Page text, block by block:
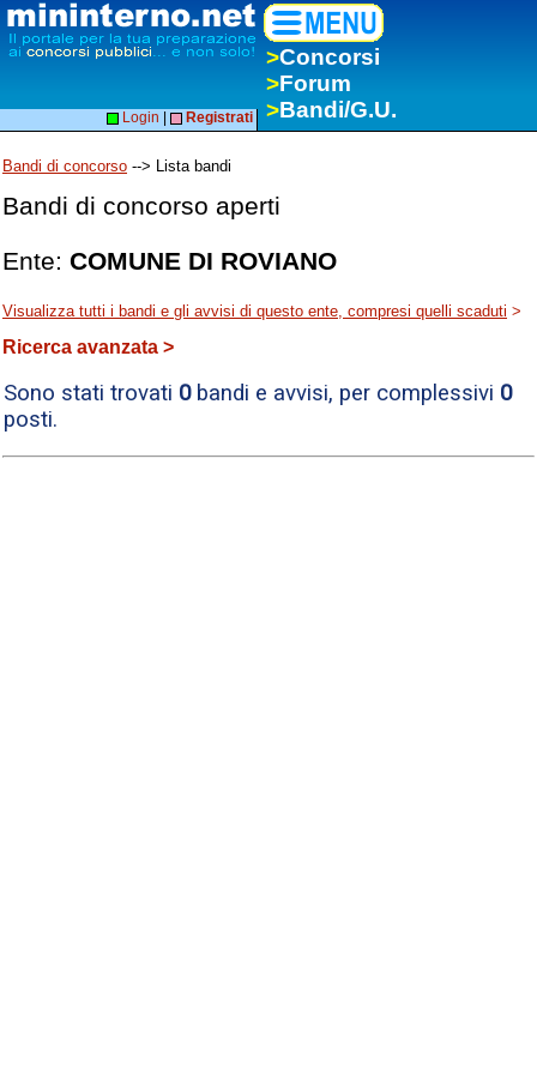
>Concorsi
>Forum
>Bandi/G.U.
Login Registrati
Bandi di concorso --> Lista bandi
Bandi di concorso aperti
Ente: COMUNE DI ROVIANO
Visualizza tutti i bandi e gli avvisi di questo ente, compresi quelli scaduti >
Ricerca avanzata >
Sono stati trovati 0bandi e avvisi, per complessivi 0
posti.